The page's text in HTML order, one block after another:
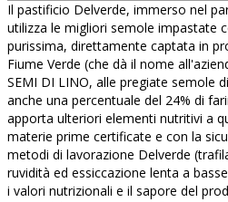
Il pastificio Delverde, immerso nel
utilizza le migliori semole impastate
purissima, direttamente captata in
Fiume Verde (che dà il nome
SEMI DI LINO, alle pregiate semole
anche una percentuale del 24% di
apporta ulteriori elementi nutritivi a
materie prime certificate e con la
metodi di lavorazione Delverde
ruvidità ed essiccazione lenta a
i valori nutrizionali e il sapore del